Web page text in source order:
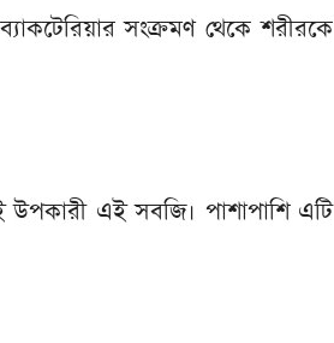
সংক্রমণ থেকে শরীরকে
এই সবজি। পাশাপাশি এটি